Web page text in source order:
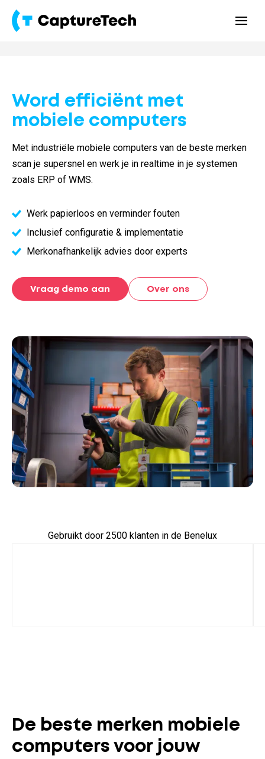
Word efficiënt met
mobiele computers
Met industriële mobiele computers van de beste merken
scan je supersnel en werk je in realtime in je systemen
zoals ERP of WMS.
Werk papierloos en verminder fouten
Inclusief configuratie & implementatie
Merkonafhankelijk advies door experts
Vraag demo aan Over ons
Gebruikt door 2500 klanten in de Benelux
De beste merken mobiele
computers voor jouw